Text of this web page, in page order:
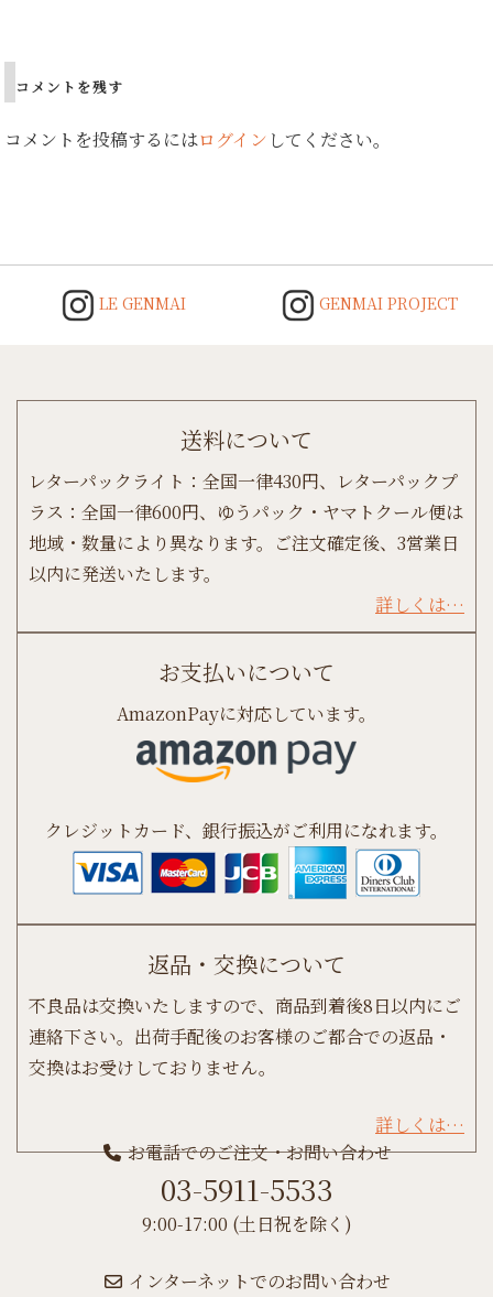
コメントを残す
コメントを投稿するにはログイン してください。
LE GENMAI GENMAI PROJECT
送料について
レターパックライト：全国一律430円、レターパックプ
ラス：全国一律600円、ゆうパック・ヤマトクール便は
地域・数量により異なります。ご注文確定後、3営業日
以内に発送いたします。
詳しくは…
お支払いについて
AmazonPayに対応しています。
クレジットカード、銀行振込がご利用になれます。
返品・交換について
不良品は交換いたしますので、商品到着後8日以内にご
連絡下さい。出荷手配後のお客様のご都合での返品・
交換はお受けしておりません。
詳しくは…
お電話でのご注文・お問い合わせ
03-5911-5533
9:00-17:00 (土日祝を除く)
インターネットでのお問い合わせ